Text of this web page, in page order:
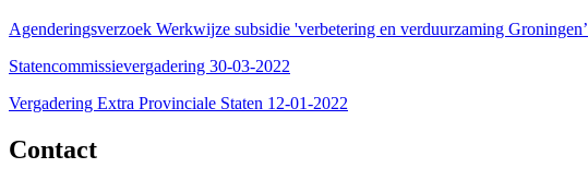
Agenderingsverzoek Werkwijze subsidie 'verbetering en verduurzaming Groningen’
Statencommissievergadering 30-03-2022
Vergadering Extra Provinciale Staten 12-01-2022
Contact